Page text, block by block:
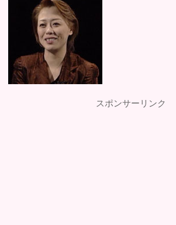
スポンサーリンク